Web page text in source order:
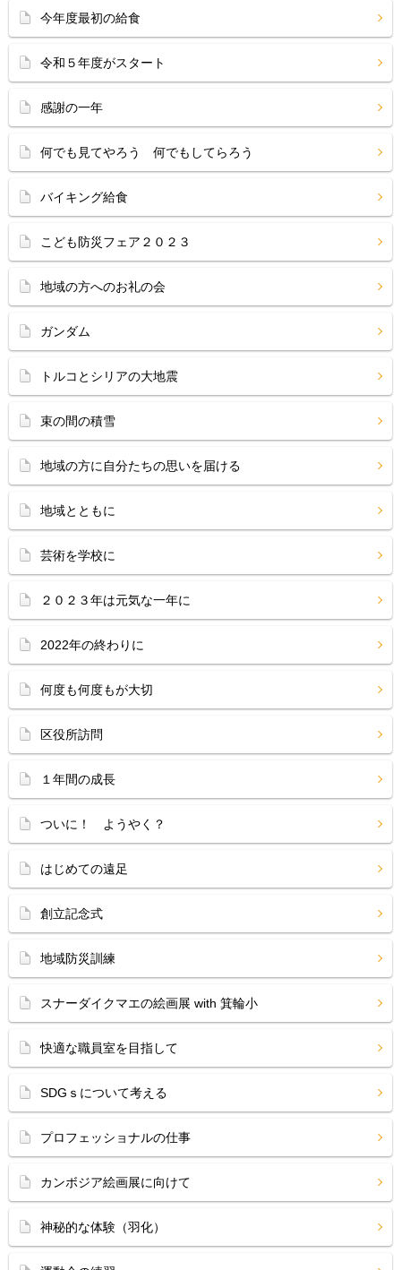
今年度最初の給食
令和５年度がスタート
感謝の一年
何でも見てやろう 何でもしてらろう
バイキング給食
こども防災フェア２０２３
地域の方へのお礼の会
ガンダム
トルコとシリアの大地震
束の間の積雪
地域の方に自分たちの思いを届ける
地域とともに
芸術を学校に
２０２３年は元気な一年に
2022年の終わりに
何度も何度もが大切
区役所訪問
１年間の成長
ついに！ ようやく？
はじめての遠足
創立記念式
地域防災訓練
スナーダイクマエの絵画展 with 箕輪小
快適な職員室を目指して
SDGｓについて考える
プロフェッショナルの仕事
カンボジア絵画展に向けて
神秘的な体験（羽化）